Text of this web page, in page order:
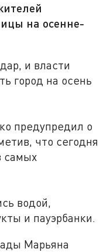
на осенне-
и власти
город на осень
предупредил о
что сегодня
самых
водой,
и пауэрбанки.
Марьяна